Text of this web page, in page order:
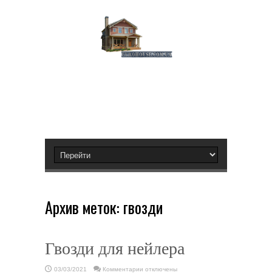
Архив меток: гвозди
Гвозди для нейлера
03/03/2021 Комментарии отключены